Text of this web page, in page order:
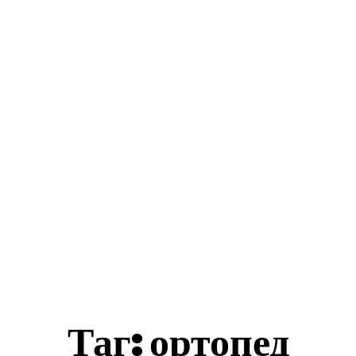
Таг:ортопед